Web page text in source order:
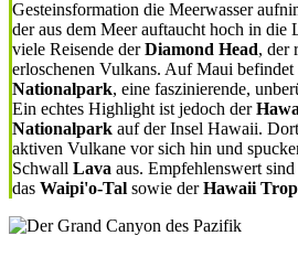
Gesteinsformation die Meerwasser
der aus dem Meer auftaucht hoch in
viele Reisende derDiamond Head, der
erloschenen Vulkans. Auf Maui befindet
Nationalpark, eine faszinierende,
Ein echtes Highlight ist jedoch der
Nationalpark auf der Insel Hawaii.
aktiven Vulkane vor sich hin und
Schwall Lava aus. Empfehlenswert
das Waipi'o-Tal sowie derHawaii